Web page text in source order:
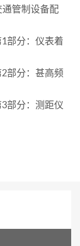
管制设备配
部分：仪表着
部分：甚高频
部分：测距仪